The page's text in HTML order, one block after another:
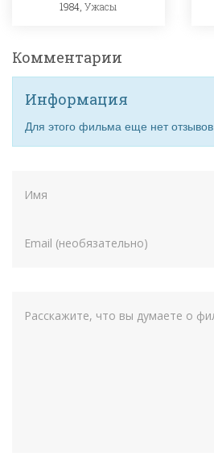
1984,Ужасы
Комментарии
Информация
Для этого фильма еще нет отзывов